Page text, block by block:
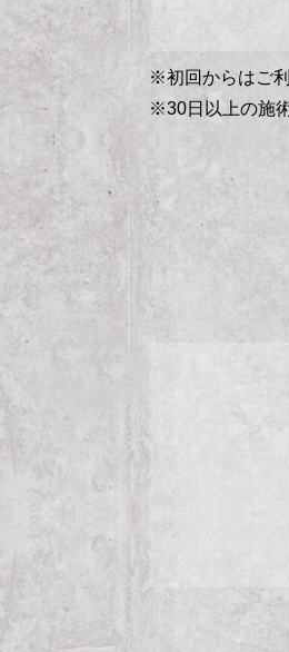
※初回からはご
※30日以上の施